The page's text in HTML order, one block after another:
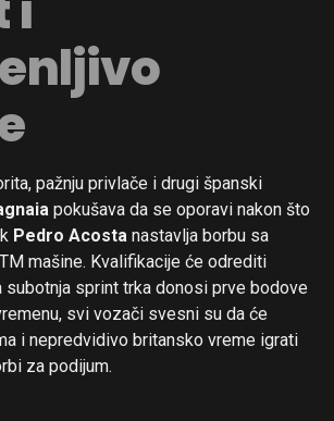
pažnju privlače i drugi španski
pokušava da se oporavi nakon što
Pedro Acosta nastavlja borbu sa
mašine. Kvalifikacije će odrediti
subotnja sprint trka donosi prve bodove
svi vozači svesni su da će
i nepredvidivo britansko vreme igrati
za podijum.